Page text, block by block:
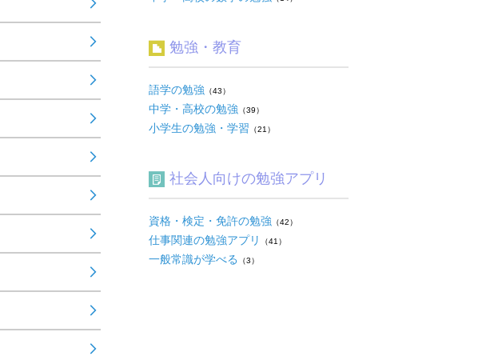
勉強・教育
語学の勉強 （43）
中学・高校の勉強 （39）
小学生の勉強・学習 （21）
社会人向けの勉強アプリ
資格・検定・免許の勉強 （42）
仕事関連の勉強アプリ （41）
一般常識が学べる （3）